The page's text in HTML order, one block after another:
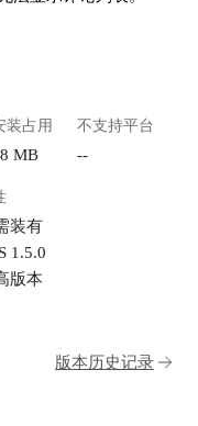
装占用
MB
不支持平台
--
装有
1.5.0
版本
版本历史记录